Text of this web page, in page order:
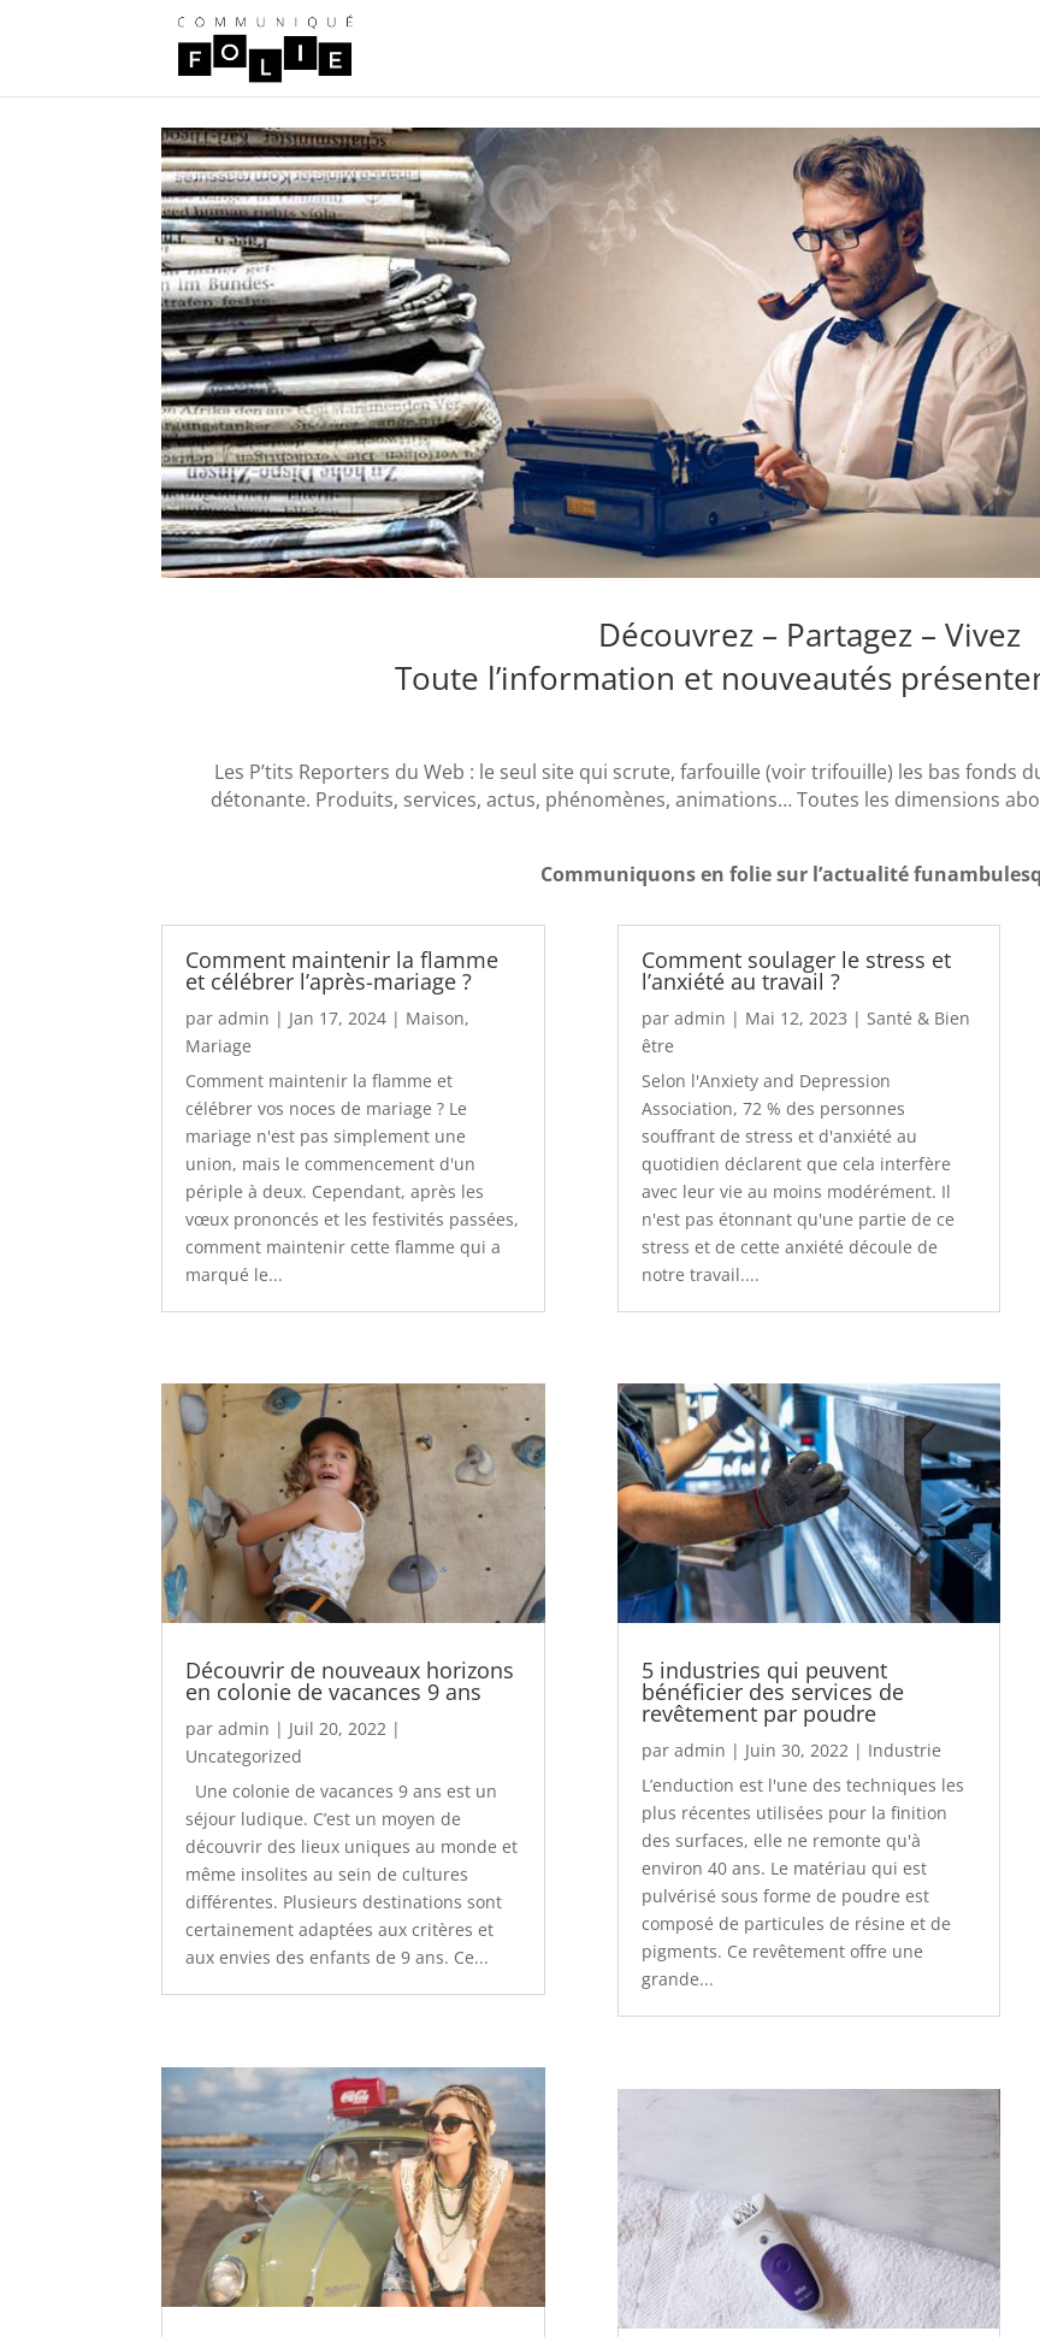
Découvrez – Partagez – Vivez
Toute l’information et nouveautés
Les P’tits Reporters du Web : le seul site qui scrute, farfouille (voir trifouille) les bas fonds
détonante. Produits, services, actus, phénomènes, animations… Toutes les dimensions
Communiquons en folie sur l’actualité
Comment maintenir la flamme
et célébrer l’après-mariage ?
paradmin | Jan 17, 2024 | Maison,
Mariage
Comment maintenir la flamme et
célébrer vos noces de mariage ? Le
mariage n'est pas simplement une
union, mais le commencement d'un
périple à deux. Cependant, après les
vœux prononcés et les festivités passées,
comment maintenir cette flamme qui a
marqué le...
Découvrir de nouveaux horizons
en colonie de vacances 9 ans
paradmin | Juil 20, 2022 |
Uncategorized
Une colonie de vacances 9 ans est un
séjour ludique. C’est un moyen de
découvrir des lieux uniques au monde et
même insolites au sein de cultures
différentes. Plusieurs destinations sont
certainement adaptées aux critères et
aux envies des enfants de 9 ans. Ce...
Comment soulager le stress et
l’anxiété au travail ?
par admin | Mai 12, 2023 | Santé & Bien
être
Selon l'Anxiety and Depression
Association, 72 % des personnes
souffrant de stress et d'anxiété au
quotidien déclarent que cela interfère
avec leur vie au moins modérément. Il
n'est pas étonnant qu'une partie de ce
stress et de cette anxiété découle de
notre travail....
5 industries qui peuvent
bénéficier des services de
revêtement par poudre
par admin | Juin 30, 2022| Industrie
L’enduction est l'une des techniques les
plus récentes utilisées pour la finition
des surfaces, elle ne remonte qu'à
environ 40 ans. Le matériau qui est
pulvérisé sous forme de poudre est
composé de particules de résine et de
pigments. Ce revêtement offre une
grande...